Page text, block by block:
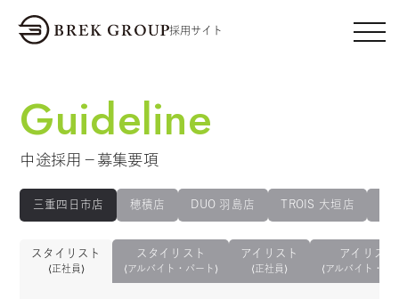
採用サイト
Guideline
中途採用－募集要項
穂積店 DUO 羽島店 TROIS 大垣店
三重四日市店
スタイリスト
⟨正社員⟩
スタイリスト
⟨アルバイト・パート⟩
アイリスト
⟨正社員⟩
アイリスト
⟨アルバイト・パ